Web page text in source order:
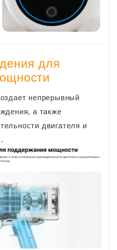
для
непрерывный
а также
двигателя и